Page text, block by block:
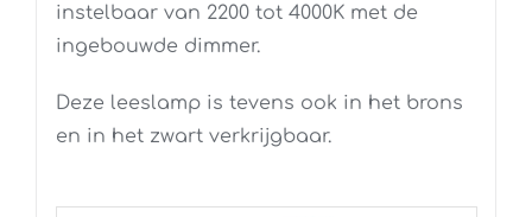
instelbaar van 2200 tot 4000K met de
ingebouwde dimmer.
Deze leeslamp is tevens ook in het brons
en in het zwart verkrijgbaar.